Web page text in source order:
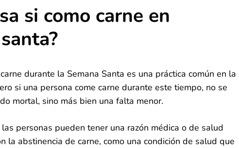
si como carne en
durante la Semana Santa es una práctica común en la
si una persona come carne durante este tiempo, no se
mortal, sino más bien una falta menor.
personas pueden tener una razón médica o de salud
la abstinencia de carne, como una condición de salud que